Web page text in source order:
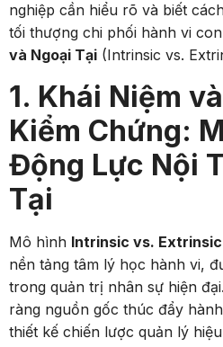
nghiệp cần hiểu rõ và biết
tối thượng chi phối hành vi
và Ngoại Tại (Intrinsic vs.
1. Khái Niệm
Kiểm Chứng:
Động Lực Nội
Tại
Mô hình Intrinsic vs.
nền tảng tâm lý học hành vi,
trong quản trị nhân sự hiện
ràng nguồn gốc thúc đẩy
thiết kế chiến lược quản lý